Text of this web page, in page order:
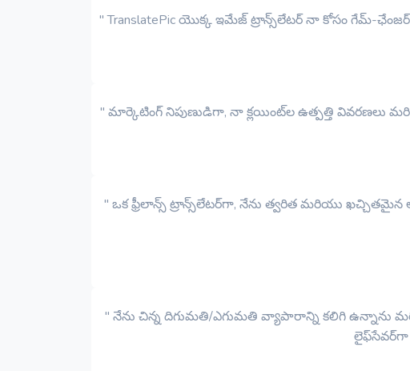
" TranslatePic యొక్క ఇమేజ్ ట్రాన్స్‌లేటర్ నా కోసం గేమ్-
" మార్కెటింగ్ నిపుణుడిగా, నా క్లయింట్‌ల ఉత్పత్తి వివరణలు
" ఒక ఫ్రీలాన్స్ ట్రాన్స్‌లేటర్‌గా, నేను త్వరిత మరియు
" నేను చిన్న దిగుమతి/ఎగుమతి వ్యాపారాన్ని కలిగి ఉన్నాను